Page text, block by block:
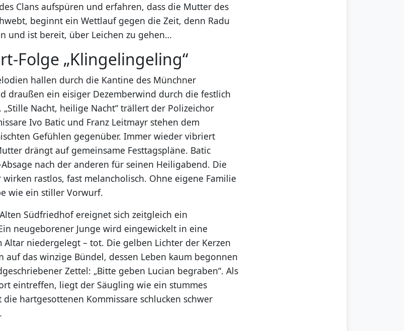
Clans aufspüren und erfahren, dass die Mutter des
beginnt ein Wettlauf gegen die Zeit, denn Radu
und ist bereit, über Leichen zu gehen…
Folge „Klingelingeling“
hallen durch die Kantine des Münchner
draußen ein eisiger Dezemberwind durch die festlich
Nacht, heilige Nacht“ trällert der Polizeichor
Ivo Batic und Franz Leitmayr stehen dem
Gefühlen gegenüber. Immer wieder vibriert
drängt auf gemeinsame Festtagspläne. Batic
nach der anderen für seinen Heiligabend. Die
rastlos, fast melancholisch. Ohne eigene Familie
wie ein stiller Vorwurf.
Südfriedhof ereignet sich zeitgleich ein
neugeborener Junge wird eingewickelt in eine
Altar niedergelegt – tot. Die gelben Lichter der Kerzen
auf das winzige Bündel, dessen Leben kaum begonnen
Zettel: „Bitte geben Lucian begraben“. Als
eintreffen, liegt der Säugling wie ein stummes
hartgesottenen Kommissare schlucken schwer